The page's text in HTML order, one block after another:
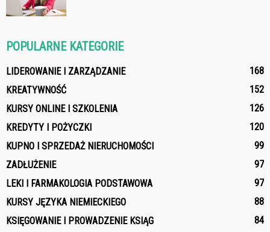
POPULARNE KATEGORIE
LIDEROWANIE I ZARZĄDZANIE
168
KREATYWNOŚĆ
152
KURSY ONLINE I SZKOLENIA
126
KREDYTY I POŻYCZKI
120
KUPNO I SPRZEDAŻ NIERUCHOMOŚCI
99
ZADŁUŻENIE
97
LEKI I FARMAKOLOGIA PODSTAWOWA
97
KURSY JĘZYKA NIEMIECKIEGO
88
KSIĘGOWANIE I PROWADZENIE KSIĄG
84